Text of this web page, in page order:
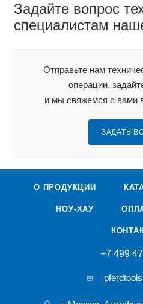
Задайте вопрос
специалистам
Отправьте нам
операции,
и мы свяжемся с вами
ЗАДАТЬ
О ПРОДУКЦИИ
НОУ-ХАУ
+7 499